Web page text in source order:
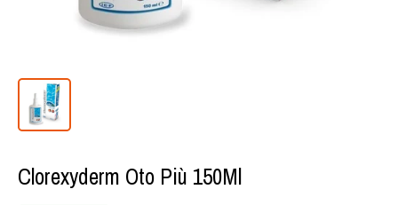
Clorexyderm Oto Più 150Ml